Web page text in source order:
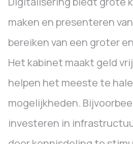
maken en presenteren
bereiken van een groter
Het kabinet maakt geld
helpen het meeste te
mogelijkheden.
investeren in